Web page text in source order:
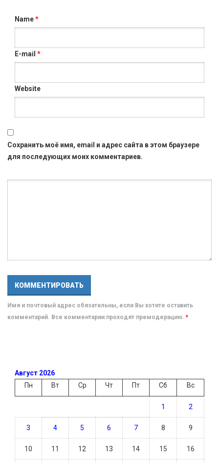
Name*
E-mail *
Website
Сохранить моё имя, email и адрес сайта в этом браузере
для последующих моих комментариев.
Имя и почтовый адрес обязательны, если Вы хотите оставить
комментарий. Все комментарии проходят премодерацию. *
Август 2026
Пн
Вт Ср Чт Пт Сб Вс
1 2
3 4 5 6 7 8 9
10 11 12 13 14 15 16